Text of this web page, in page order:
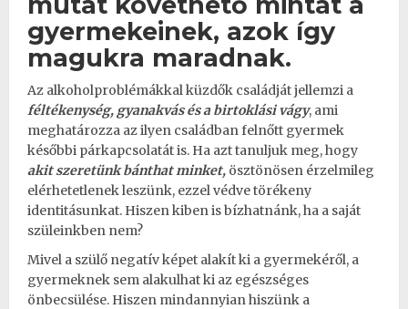
gyermekeinek, azok így
magukra maradnak.
Az alkoholproblémákkal küzdők családját jellemzi a
féltékenység, gyanakvás és a birtoklási vágy, ami
meghatározza az ilyen családban felnőtt gyermek
későbbi párkapcsolatát is. Ha azt tanuljuk meg, hogy
akit szeretünk bánthat minket, ösztönösen érzelmileg
elérhetetlenek leszünk, ezzel védve törékeny
identitásunkat. Hiszen kiben is bízhatnánk, ha a saját
szüleinkben nem?
Mivel a szülő negatív képet alakít ki a gyermekéről, a
gyermeknek sem alakulhat ki az egészséges
önbecsülése. Hiszen mindannyian hiszünk a